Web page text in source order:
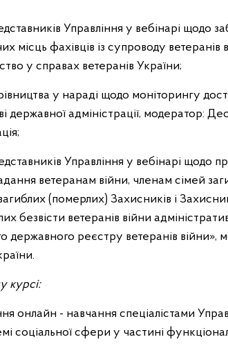
Управління у вебінарі щодо
місць фахівців із супроводу ветеранів
у справах ветеранів України;
у нараді щодо моніторингу
державної адміністрації, модератор:
Управління у вебінарі щодо
ветеранам війни, членам сімей
(померлих) Захисників і
безвісти ветеранів війни
державного реєстру ветеранів війни»,
курсі:
онлайн - навчання спеціалістами
соціальної сфери у частині функціоналу